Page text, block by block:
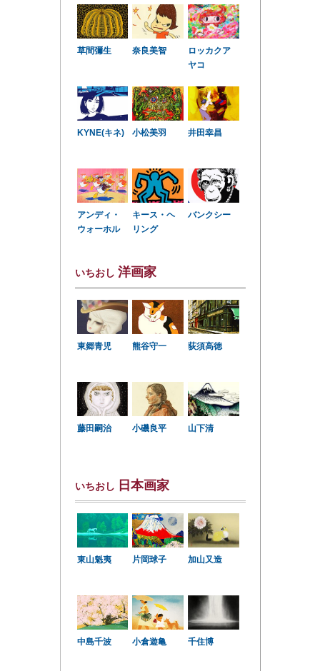
草間彌生 奈良美智
ロッカクア
ヤコ
KYNE(キネ) 小松美羽 井田幸昌
アンディ・
ウォーホル
キース・ヘ
リング
バンクシー
いちおし 洋画家
東郷青児 熊谷守一 荻須高徳
藤田嗣治 小磯良平 山下清
いちおし 日本画家
東山魁夷 片岡球子 加山又造
中島千波 小倉遊亀 千住博